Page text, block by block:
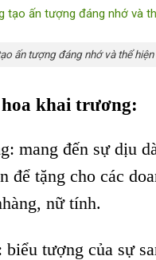
ấn tượng đáng nhớ và thể
hoa khai trương:
mang đến sự dịu
để tặng cho các
nữ tính.
tượng của sự